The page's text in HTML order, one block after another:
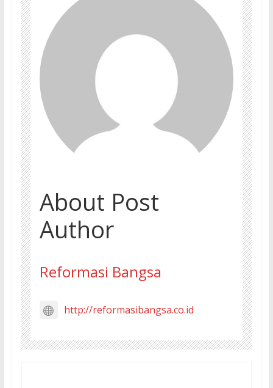
About Post
Author
Reformasi Bangsa
http://reformasibangsa.co.id